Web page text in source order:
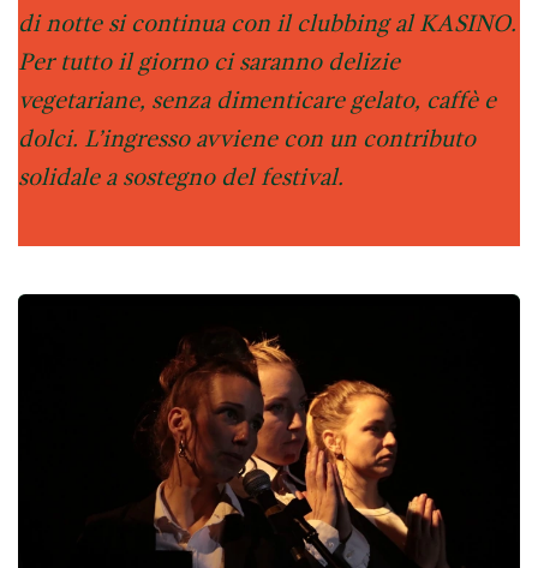
di notte si continua con il clubbing al KASINO.
Per tutto il giorno ci saranno delizie
vegetariane, senza dimenticare gelato, caffè e
dolci. L’ingresso avviene con un contributo
solidale a sostegno del festival.